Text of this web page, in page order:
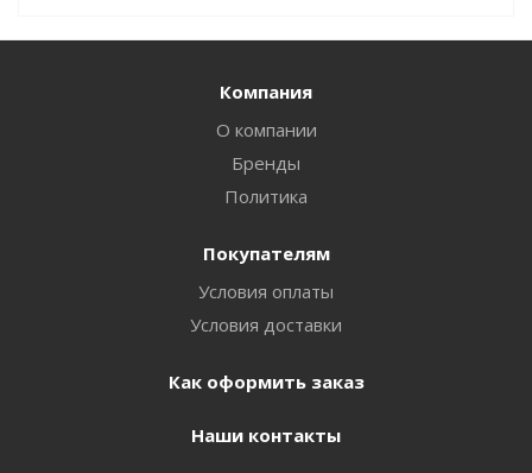
Компания
О компании
Бренды
Политика
Покупателям
Условия оплаты
Условия доставки
Как оформить заказ
Наши контакты